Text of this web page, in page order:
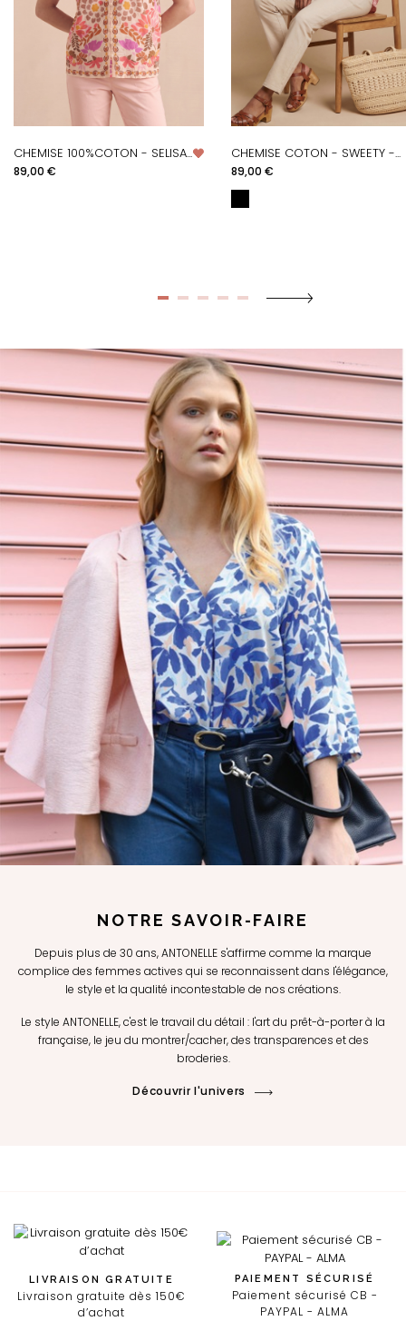
CHEMISE 100%COTON - SELISA...
Prix
89,00 €
CHEMISE COTON - SWEETY -...
Prix
89,00 €
NOTRE SAVOIR-FAIRE
Depuis plus de 30 ans, ANTONELLE s'affirme comme la marque
complice des femmes actives qui se reconnaissent dans l'élégance,
le style et la qualité incontestable de nos créations.
Le style ANTONELLE, c'est le travail du détail : l'art du prêt-à-porter à la
française, le jeu du montrer/cacher, des transparences et des
broderies.
Découvrir l'univers
LIVRAISON GRATUITE
Livraison gratuite dès 150€
d’achat
PAIEMENT SÉCURISÉ
Paiement sécurisé CB -
PAYPAL - ALMA